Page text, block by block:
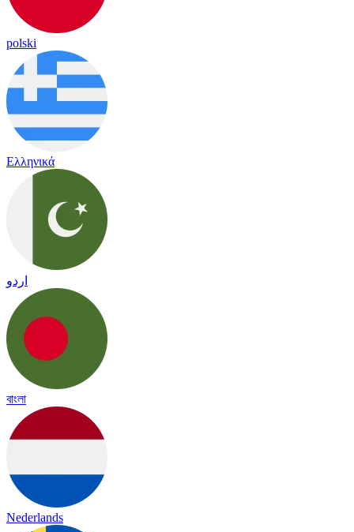
polski
Ελληνικά
اردو
বাংলা
Nederlands